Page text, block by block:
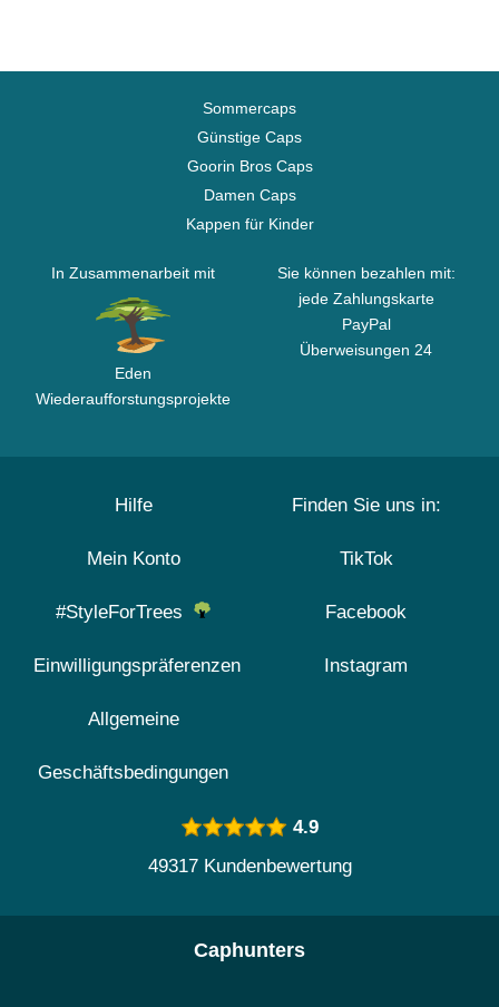
Sommercaps
Günstige Caps
Goorin Bros Caps
Damen Caps
Kappen für Kinder
In Zusammenarbeit mit
Eden
Wiederaufforstungsprojekte
Sie können bezahlen mit:
jede Zahlungskarte
PayPal
Überweisungen 24
Hilfe
Mein Konto
#StyleForTrees
Einwilligungspräferenzen
Allgemeine
Geschäftsbedingungen
Finden Sie uns in:
TikTok
Facebook
Instagram
4.9
49317 Kundenbewertung
Caphunters